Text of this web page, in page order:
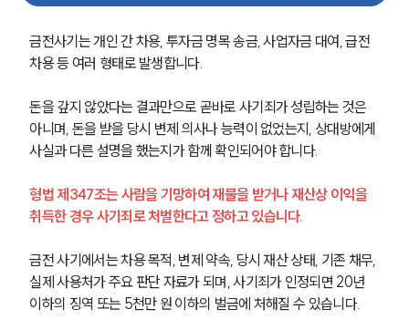
금전사기는 개인 간 차용, 투자금 명목 송금, 사업자금 대여, 급전
차용 등 여러 형태로 발생합니다.
돈을 갚지 않았다는 결과만으로 곧바로 사기죄가 성립하는 것은
아니며, 돈을 받을 당시 변제 의사나 능력이 없었는지, 상대방에게
사실과 다른 설명을 했는지가 함께 확인되어야 합니다.
형법 제347조는 사람을 기망하여 재물을 받거나 재산상 이익을
취득한 경우 사기죄로 처벌한다고 정하고 있습니다.
금전 사기에서는 차용 목적, 변제 약속, 당시 재산 상태, 기존 채무,
실제 사용처가 주요 판단 자료가 되며, 사기죄가 인정되면 20년
이하의 징역 또는 5천만 원 이하의 벌금에 처해질 수 있습니다.